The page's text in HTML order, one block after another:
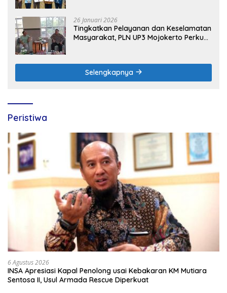
26 Januari 2026
Tingkatkan Pelayanan dan Keselamatan
Masyarakat, PLN UP3 Mojokerto Perkuat
Selengkapnya
Peristiwa
6 Agustus 2026
INSA Apresiasi Kapal Penolong usai Kebakaran KM Mutiara
Sentosa II, Usul Armada Rescue Diperkuat